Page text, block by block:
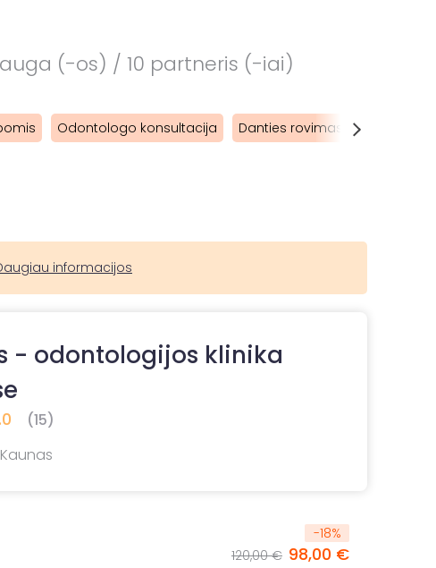
(-os) / 10 partneris (-iai)
Odontologo konsultacija Danties rovimas
informacijos
- odontologijos klinika
(15)
-18%
120,00 € 98,00 €